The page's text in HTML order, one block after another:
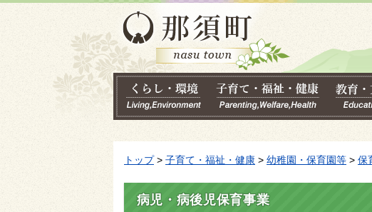
トップ> 子育て・福祉・健康 > 幼稚園・保育園等 > 保
病児・病後児保育事業